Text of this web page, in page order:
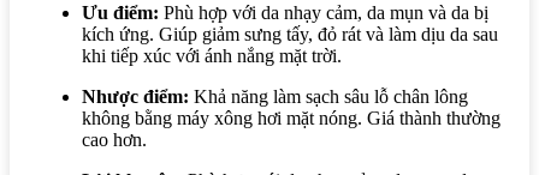
Ưu điểm: Phù hợp với da nhạy cảm, da mụn và da bị
kích ứng. Giúp giảm sưng tấy, đỏ rát và làm dịu da sau
khi tiếp xúc với ánh nắng mặt trời.
Nhược điểm: Khả năng làm sạch sâu lỗ chân lông
không bằng máy xông hơi mặt nóng. Giá thành thường
cao hơn.